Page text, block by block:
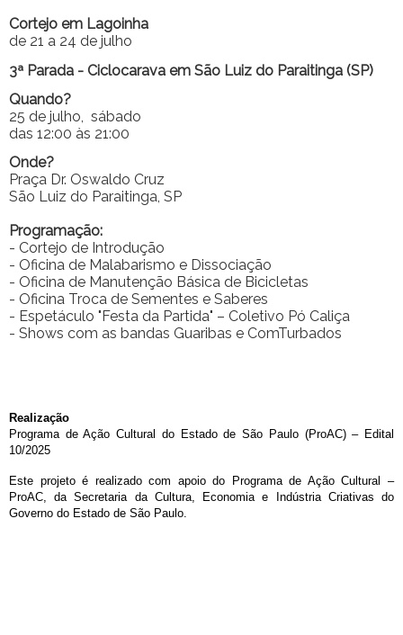
Cortejo em Lagoinha
de 21 a 24 de julho
3ª Parada - Ciclocarava em São Luiz do Paraitinga (SP)
Quando?
25 de julho, sábado
das 12:00 às 21:00
Onde?
Praça Dr. Oswaldo Cruz
São Luiz do Paraitinga, SP
Programação:
- Cortejo de Introdução
- Oficina de Malabarismo e Dissociação
- Oficina de Manutenção Básica de Bicicletas
- Oficina Troca de Sementes e Saberes
- Espetáculo "Festa da Partida" – Coletivo Pó Caliça
- Shows com as bandas Guaribas e ComTurbados
Realização
Programa de Ação Cultural do Estado de São Paulo (ProAC) – Edital
10/2025
Este projeto é realizado com apoio do Programa de Ação Cultural –
ProAC, da Secretaria da Cultura, Economia e Indústria Criativas do
Governo do Estado de São Paulo.